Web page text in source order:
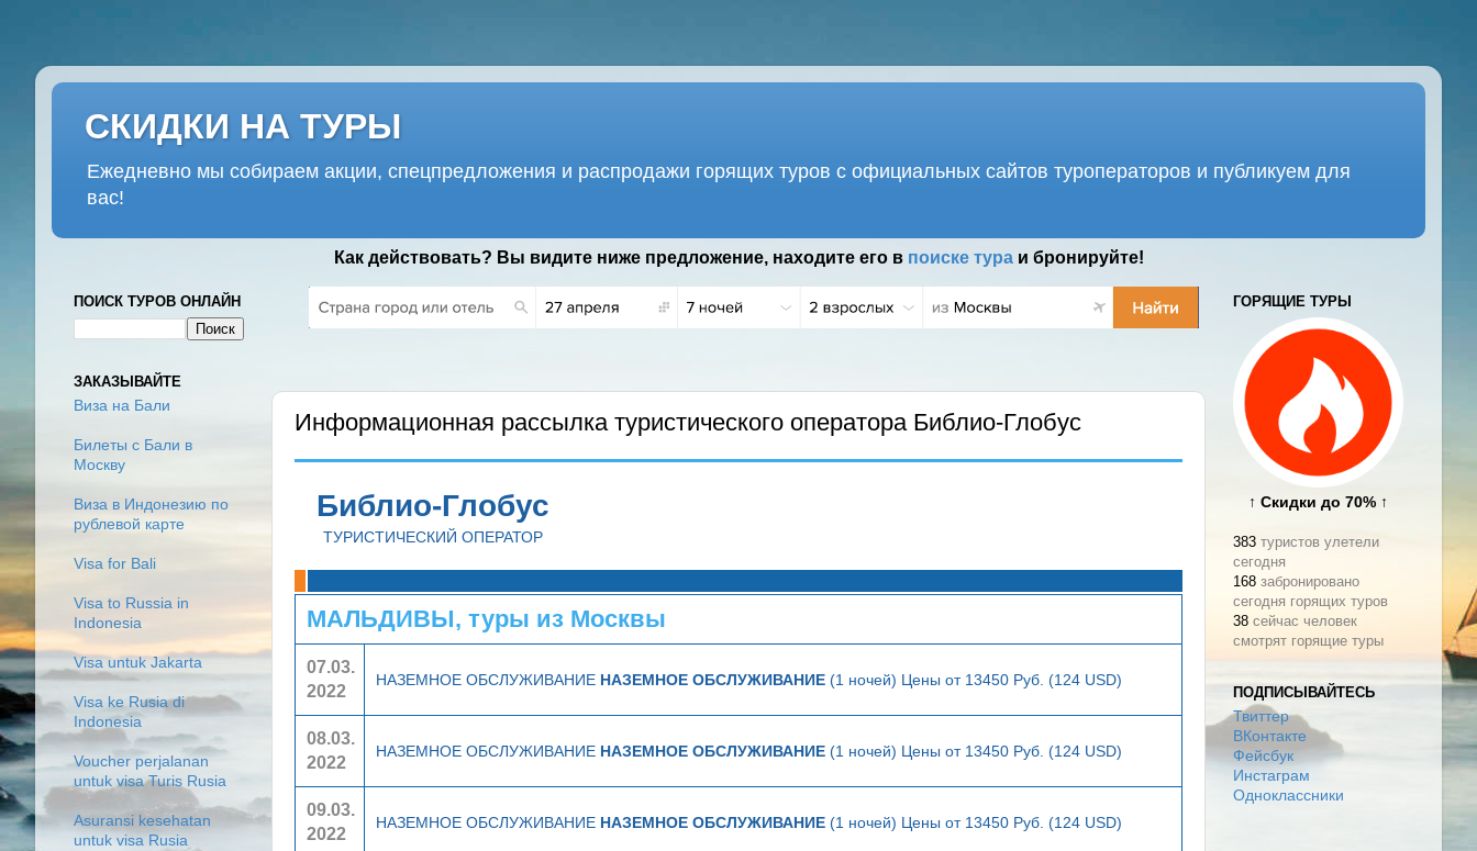
СКИДКИ НА ТУРЫ
Ежедневно мы собираем акции, спецпредложения и распродажи горящих туров с официальных сайтов туроператоров и публикуем для
вас!
Как действовать? Вы видите ниже предложение, находите его в поиске тураи бронируйте!
Информационная рассылка туристического оператора Библио-Глобус
Библио-Глобус
ТУРИСТИЧЕСКИЙ ОПЕРАТОР
МАЛЬДИВЫ, туры из Москвы
07.03.
2022
НАЗЕМНОЕ ОБСЛУЖИВАНИЕ НАЗЕМНОЕ ОБСЛУЖИВАНИЕ (1 ночей) Цены от 13450 Руб. (124 USD)
08.03.
2022
НАЗЕМНОЕ ОБСЛУЖИВАНИЕ НАЗЕМНОЕ ОБСЛУЖИВАНИЕ (1 ночей) Цены от 13450 Руб. (124 USD)
09.03.
2022
НАЗЕМНОЕ ОБСЛУЖИВАНИЕ НАЗЕМНОЕ ОБСЛУЖИВАНИЕ (1 ночей) Цены от 13450 Руб. (124 USD)
ПОИСК ТУРОВ ОНЛАЙН
ЗАКАЗЫВАЙТЕ
Виза на Бали
Билеты с Бали в
Москву
Виза в Индонезию по
рублевой карте
Visa for Bali
Visa to Russia in
Indonesia
Visa untuk Jakarta
Visa ke Rusia di
Indonesia
Voucher perjalanan
untuk visa Turis Rusia
Asuransi kesehatan
untuk visa Rusia
ГОРЯЩИЕ ТУРЫ
↑ Скидки до 70% ↑
383 туристов улетели
сегодня
168 забронировано
сегодня горящих туров
38 сейчас человек
смотрят горящие туры
ПОДПИСЫВАЙТЕСЬ
Твиттер
ВКонтакте
Фейсбук
Инстаграм
Одноклассники